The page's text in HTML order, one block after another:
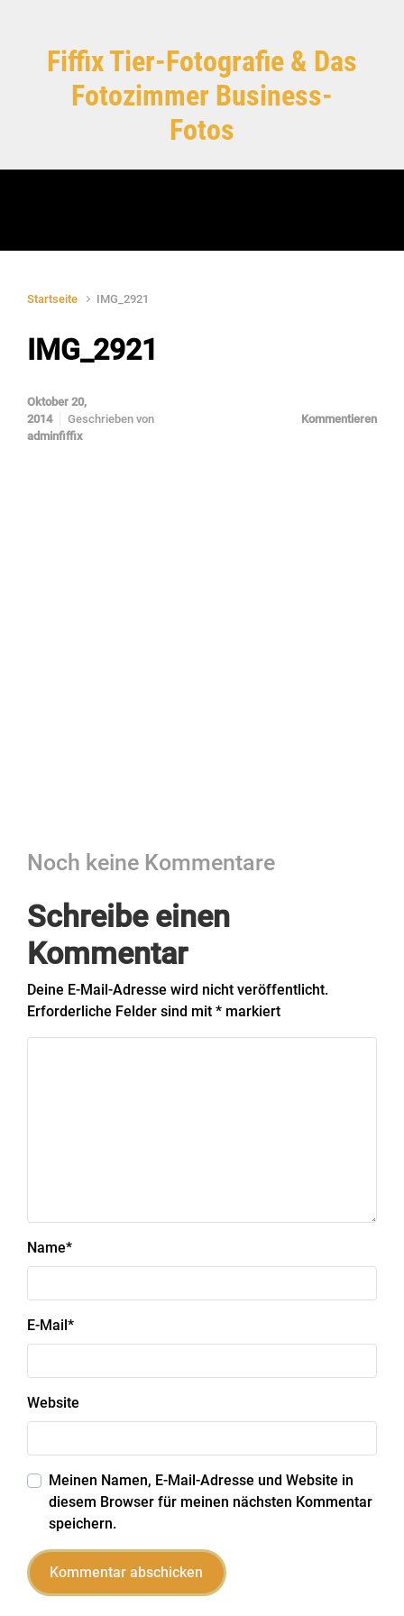
Fiffix Tier-Fotografie & Das
Fotozimmer Business-
Fotos
Startseite IMG_2921
IMG_2921
Oktober 20,
2014
Geschrieben von
adminfiffix
Kommentieren
Noch keine Kommentare
Schreibe einen
Kommentar
Deine E-Mail-Adresse wird nicht veröffentlicht.
Erforderliche Felder sind mit * markiert
Name*
E-Mail*
Website
Meinen Namen, E-Mail-Adresse und Website in
diesem Browser für meinen nächsten Kommentar
speichern.